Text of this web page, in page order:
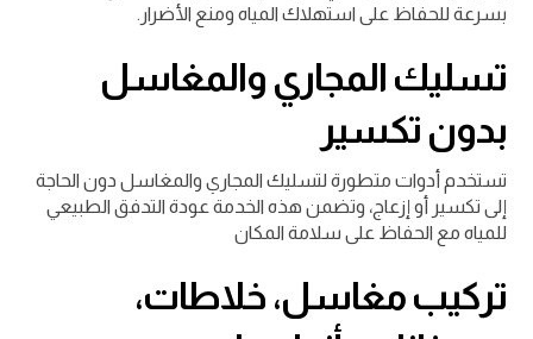
بسرعة للحفاظ على استهلاك المياه ومنع الأضرار.
تسليك المجاري والمغاسل
بدون تكسير
تستخدم أدوات متطورة لتسليك المجاري والمغاسل دون الحاجة
إلى تكسير أو إزعاج، وتضمن هذه الخدمة عودة التدفق الطبيعي
للمياه مع الحفاظ على سلامة المكان
تركيب مغاسل، خلاطات،